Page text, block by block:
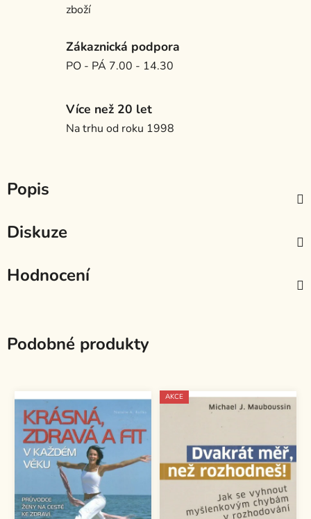
zboží
Zákaznická podpora
PO - PÁ 7.00 - 14.30
Více než 20 let
Na trhu od roku 1998
Popis
Diskuze
Hodnocení
Podobné produkty
AKCE